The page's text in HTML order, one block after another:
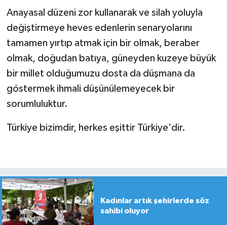
Anayasal düzeni zor kullanarak ve silah yoluyla
değiştirmeye heves edenlerin senaryolarını
tamamen yırtıp atmak için bir olmak, beraber
olmak, doğudan batıya, güneyden kuzeye büyük
bir millet olduğumuzu dosta da düşmana da
göstermek ihmali düşünülemeyecek bir
sorumluluktur.
Türkiye bizimdir, herkes eşittir Türkiye'dir.
Kadınlar artık şehirlerde söz
sahibi oluyor